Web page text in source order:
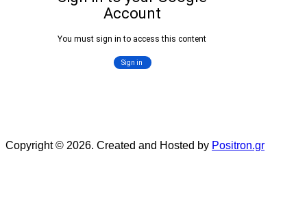
Copyright © 2026. Created and Hosted by Positron.gr